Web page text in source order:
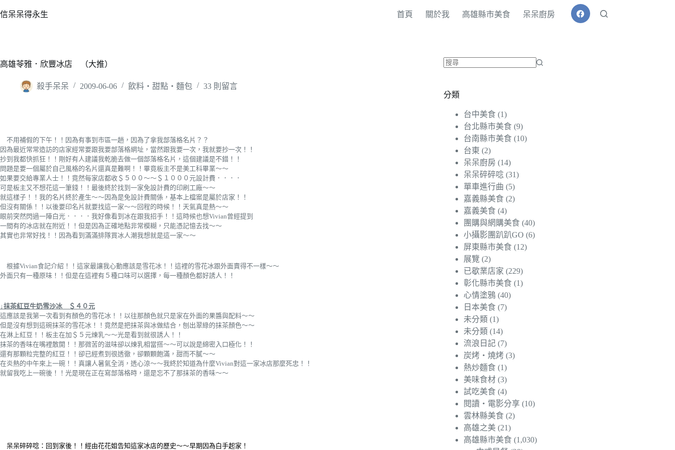
至
容
信呆呆得永生 首頁 關於我 高雄縣市美食 呆呆廚房
高雄苓雅．欣豐冰店 （大推）
殺手呆呆 2009-06-06 飲料‧甜點‧麵包 33 則留言
不用補假的下午！！因為有事到市區一趟，因為了拿我部落格名片？？
因為最近常常造訪的店家經常要跟我要部落格網址，當然跟我要一次，我就要抄一次！！
抄到我都快抓狂！！剛好有人建議我乾脆去做一個部落格名片，這個建議是不錯！！
問題是要一個屬於自己風格的名片還真是難啊！！畢竟板主不是美工科畢業～～
如果要交給專業人士！！竟然每家店都收＄５００～～＄１０００元設計費．．．．
可是板主又不想花這一筆錢！！最後終於找到一家免設計費的印刷工廠～～
就這樣子！！我的名片終於產生～～因為是免設計費關係，基本上檔案是屬於店家！！
但沒有關係！！以後要印名片就要找這一家～～回程的時候！！天氣真是熱～～
眼前突然閃過一陣白光．．．．我好像看到冰在跟我招手！！這時候也想Vivian曾經提到
一間有的冰店就在附近！！但是因為正確地點非常模糊，只能憑記憶去找～～
其實也非常好找！！因為看到滿滿排隊買冰人潮我想就是這一家～～
根據Vivian食記介紹！！這家最讓我心動應該是雪花冰！！這裡的雪花冰跟外面賣得不一樣～～
外面只有一種原味！！但是在這裡有５種口味可以選擇，每一種顏色都好誘人！！
↓抹茶紅豆牛奶雪沙冰 ＄４０元
這應該是我第一次看到有顏色的雪花冰！！以往那顏色就只是家在外面的果醬與配料～～
但是沒有想到這碗抹茶的雪花冰！！竟然是把抹茶與冰做結合，刨出翠綠的抹茶顏色～～
在淋上紅豆！！板主在加＄５元煉乳～～光是看到就很誘人！！
抹茶的香味在嘴裡散開！！那微苦的滋味卻以煉乳相當搭～～可以說是綿密入口極化！！
還有那顆粒完整的紅豆！！卻已經煮到很透徹，卻顆顆飽滿，甜而不膩～～
在炎熱的中午來上一碗！！真讓人暑氣全消，透心涼～～我終於知道為什麼Vivian對這一家冰店那麼死忠！！
就留我吃上一碗後！！光是現在正在寫部落格時，還是忘不了那抹茶的香味～～
呆呆碎碎唸：回到家後！！經由花花姐告知這家冰店的歷史～～早期因為白手起家！
到
分類
台中美食 (1)
台北縣市美食 (9)
台南縣市美食 (10)
台東 (2)
呆呆廚房 (14)
呆呆碎碎唸 (31)
單車進行曲 (5)
嘉義縣美食 (2)
嘉義美食 (4)
團購與網購美食 (40)
小攝影團趴趴GO (6)
屏東縣市美食 (12)
展覽 (2)
已歇業店家 (229)
彰化縣市美食 (1)
心情塗鴉 (40)
日本美食 (7)
未分類 (1)
未分類 (14)
流浪日記 (7)
炭烤‧燒烤 (3)
熱炒麵食 (1)
美味食材 (3)
試吃美食 (4)
閱讀‧電影分享 (10)
雲林縣美食 (2)
高雄之美 (21)
高雄縣市美食 (1,030)